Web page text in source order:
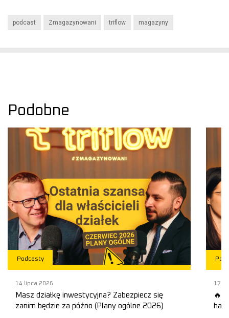
podcast Zmagazynowani triflow magazyny
Podobne
Podcasty
14 lipca 2026
Masz działkę inwestycyjna? Zabezpiecz się
zanim będzie za późno (Plany ogólne 2026)
17
🔥